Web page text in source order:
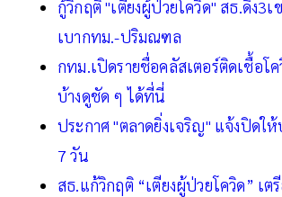
กู้วิกฤติ "เตียงผู้ป่วยโควิด" สธ.ดึง3
เบากทม.-ปริมณฑล
กทม.เปิดรายชื่อคลัสเตอร์ติดเชื้อโ
บ้างดูชัด ๆ ได้ที่นี่
ประกาศ "ตลาดยิ่งเจริญ" แจ้งปิดให้
7 วัน
สธ.แก้วิกฤติ “เตียงผู้ป่วยโควิด” เต